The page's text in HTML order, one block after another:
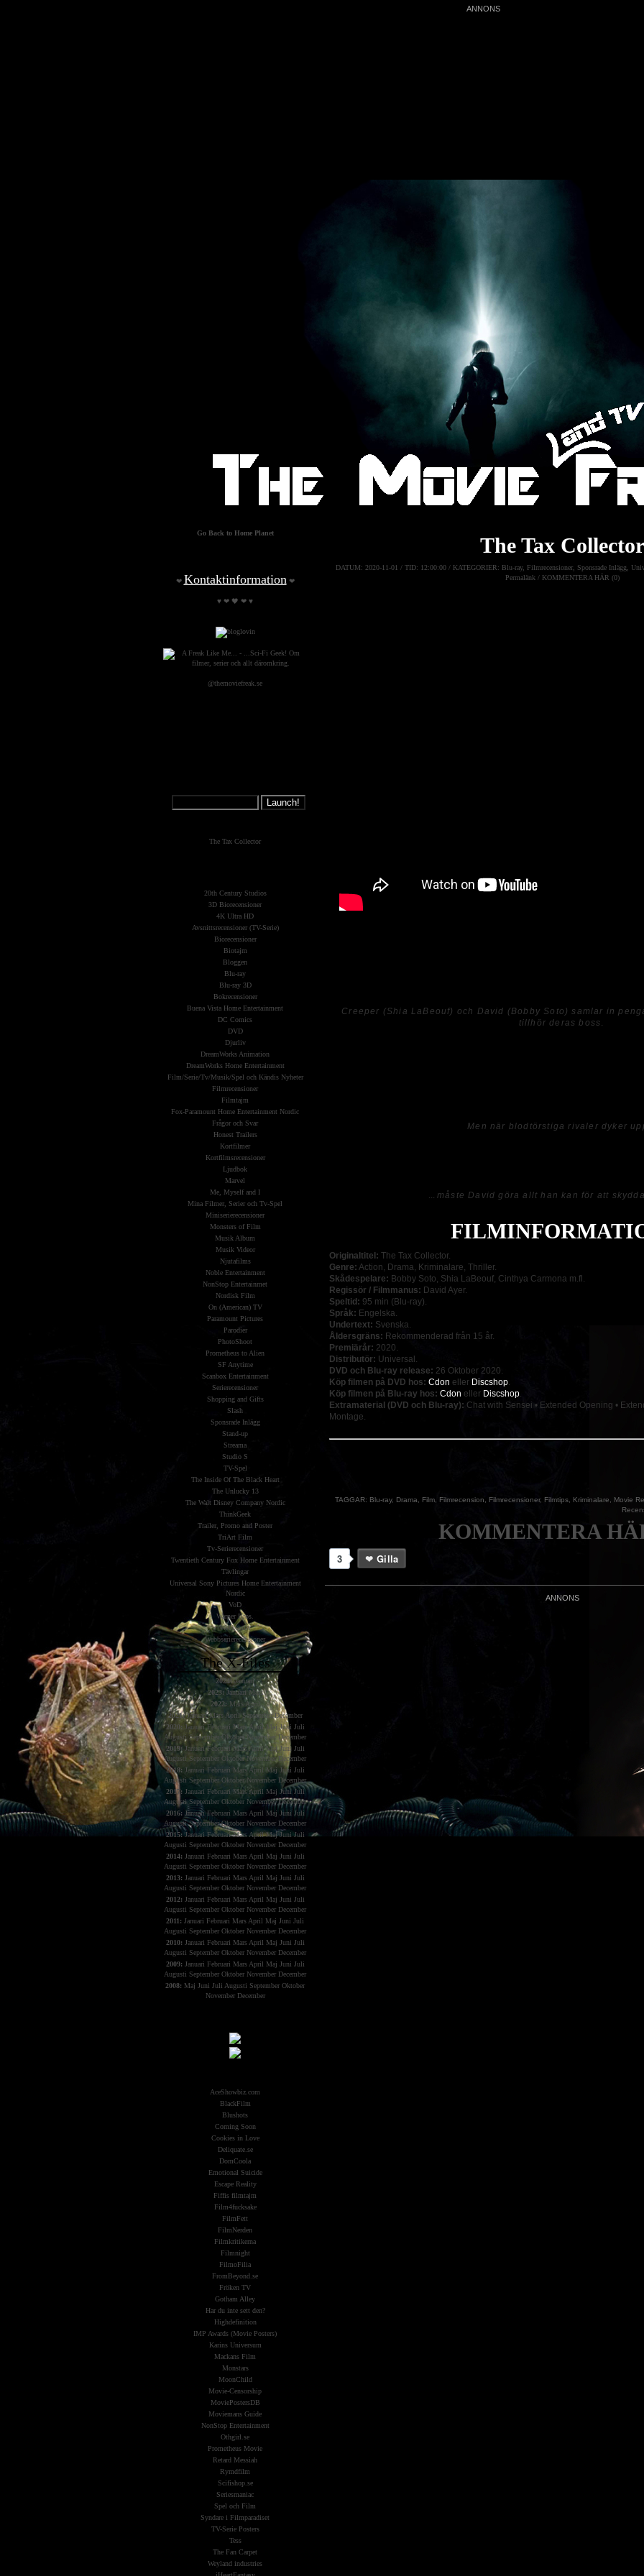
The Tax Collector
DATUM: 2020-11-01 / TID: 12:00:00 / KATEGORIER: Blu-ray, Filmrecensioner Sponsrade Inlägg
Permalänk / KOMMENTERA HÄR (0)
Creeper (Shia LaBeouf) och David (Bobby Soto) samlar in
tillhör deras boss.
Men när blodtörstiga rivaler dyker
... måste David göra allt han kan för att
Originaltitel: The Tax Collector.
Genre: Action, Drama, Kriminalare, Thriller.
Skådespelare: Bobby Soto, Shia LaBeouf, Cinthya Carmona m.fl.
Regissör / Filmmanus: David Ayer.
Speltid: 95 min (Blu-ray).
Språk: Engelska.
Undertext: Svenska.
Åldersgräns: Rekommenderad från 15 år.
Premiärår: 2020.
Distributör: Universal.
DVD och Blu-ray release: 26 Oktober 2020.
Köp filmen på DVD hos: Cdon eller Discshop.
Köp filmen på Blu-ray hos: Cdon eller Discshop.
Extramaterial (DVD och Blu-ray): Chat with Sensei • Extended Opening •
Montage.
TAGGAR: Blu-ray, Drama Film Filmrecension Filmrecensioner, Filmtips Kriminalare Movie
KOMMENTERA
3 Gilla
Go Back to Home Planet
❤ Kontaktinformation ❤
♥ ❤ 🖤 ❤ ♥
@themoviefreak.se
The Tax Collector
20th Century Studios
3D Biorecensioner
4K Ultra HD
Avsnittsrecensioner (TV-Serie)
Biorecensioner
Biotajm
Bloggen
Blu-ray
Blu-ray 3D
Bokrecensioner
Buena Vista Home Entertainment
DC Comics
DVD
Djurliv
DreamWorks Animation
DreamWorks Home Entertainment
Film/Serie/Tv/Musik/Spel och Kändis Nyheter
Filmrecensioner
Filmtajm
Fox-Paramount Home Entertainment Nordic
Frågor och Svar
Honest Trailers
Kortfilmer
Kortfilmsrecensioner
Ljudbok
Marvel
Me, Myself and I
Mina Filmer, Serier och Tv-Spel
Miniserierecensioner
Monsters of Film
Musik Album
Musik Videor
Njutafilms
Noble Entertainment
NonStop Entertainmet
Nordisk Film
On (American) TV
Paramount Pictures
Parodier
PhotoShoot
Prometheus to Alien
SF Anytime
Scanbox Entertainment
Serierecensioner
Shopping and Gifts
Slash
Sponsrade Inlägg
Stand-up
Streama
Studio S
TV-Spel
The Inside Of The Black Heart
The Unlucky 13
The Walt Disney Company Nordic
ThinkGeek
Trailer, Promo and Poster
TriArt Film
Tv-Serierecensioner
Twentieth Century Fox Home Entertainment
Tävlingar
Universal Sony Pictures Home Entertainment
Nordic
VoD
Warner Bros.
Webbserier
Webbserierecensioner
The X-Files
2024: Januari
2023: Januari Mars
2022: Mars April
2021: Januari Mars April September December
2020: Januari Februari MarsApril Maj Juni Juli
Augusti September Oktober November
December
2019: Januari Februari Mars April Maj Juni Juli
Augusti September Oktober November
December
2018: Januari Februari Mars April Maj Juni Juli
Augusti September Oktober November December
2017: Januari Februari MarsApril Maj Juni Juli
Augusti September Oktober November December
2016: Januari Februari Mars April Maj Juni Juli
Augusti September Oktober November December
2015: Januari Februari Mars April Maj Juni Juli
Augusti September Oktober November December
2014: Januari Februari Mars April Maj Juni Juli
Augusti September Oktober November December
2013: Januari Februari Mars April Maj Juni Juli
Augusti September Oktober November December
2012: Januari Februari Mars April Maj Juni Juli
Augusti September Oktober November December
2011: Januari Februari Mars April Maj Juni Juli
Augusti September Oktober November December
2010: Januari Februari Mars April Maj Juni Juli
Augusti September Oktober November December
2009: Januari Februari Mars April Maj Juni Juli
Augusti September Oktober November December
2008: Maj Juni Juli Augusti September Oktober
November December
AceShowbiz.com
BlackFilm
Blushots
Coming Soon
Cookies in Love
Deliquate.se
DomCoola
Emotional Suicide
Escape Reality
Fiffis filmtajm
Film4fucksake
FilmFett
FilmNerden
Filmkritikerna
Filmnight
FilmoFilia
FromBeyond.se
Fröken TV
Gotham Alley
Har du inte sett den?
Highdefinition
IMP Awards (Movie Posters)
Karins Universum
Mackans Film
Monstars
MoonChild
Movie-Censorship
MoviePostersDB
Moviemans Guide
NonStop Entertainment
Othgirl.se
Prometheus Movie
Retard Messiah
Rymdfilm
Scifishop.se
Seriesmaniac
Spel och Film
Syndare i Filmparadiset
TV-Serie Posters
Tess
The Fan Carpet
Weyland industries